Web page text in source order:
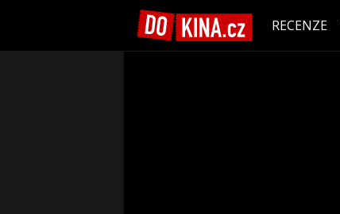
RECENZE